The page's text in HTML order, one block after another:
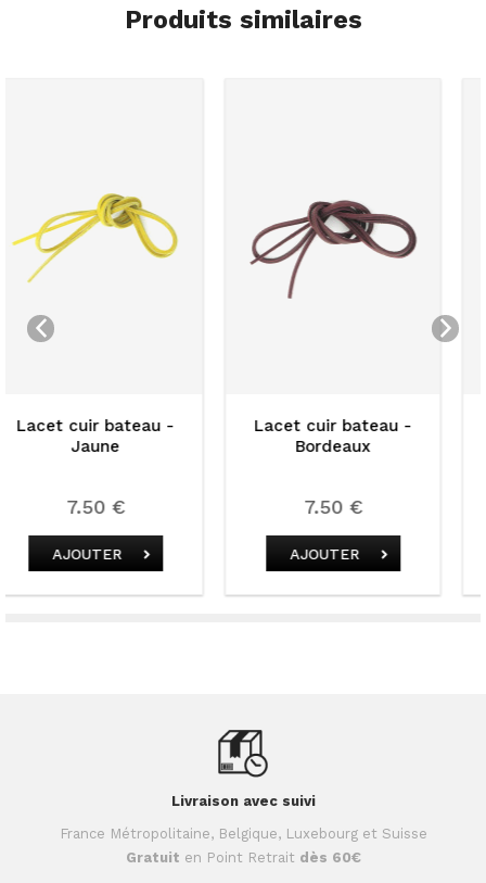
Produits similaires
Lacet cuir bateau -
Bordeaux
7.50 €
AJOUTER
Lacet cuir bateau -
Blanc
7.50 €
AJOUTER
Livraison avec suivi
France Métropolitaine, Belgique, Luxebourg et Suisse
Gratuit en Point Retrait dès 60€